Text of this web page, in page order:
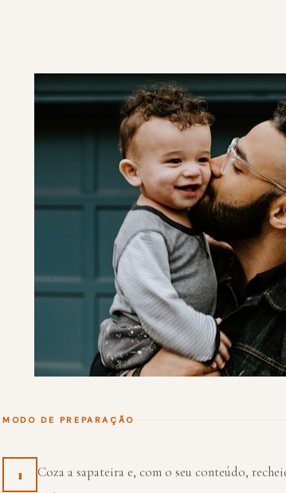
MODO DE PREPARAÇÃO
1
Coza a sapateira e, com o seu conteúdo,